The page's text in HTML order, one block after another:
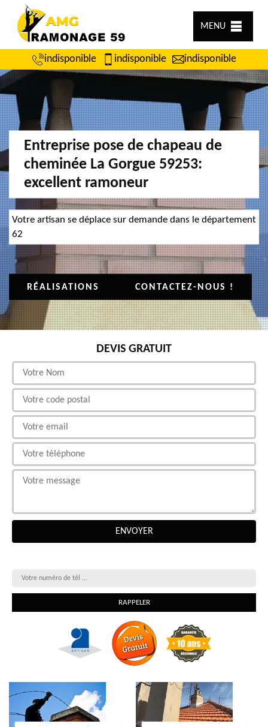
MENU
indisponible indisponible indisponible
Entreprise pose de chapeau de
cheminée La Gorgue 59253:
excellent ramoneur
Votre artisan se déplace sur demande dans le département
62
RÉALISATIONS CONTACTEZ-NOUS !
DEVIS GRATUIT